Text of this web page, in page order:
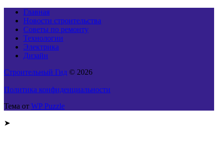
Главная
Новости строительства
Советы по ремонту
Технологии
Электрика
Дизайн
Строительный Гид © 2026
Политика конфиденциальности
Тема от WP Puzzle
➤